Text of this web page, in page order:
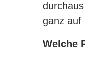
ganz auf
Welche